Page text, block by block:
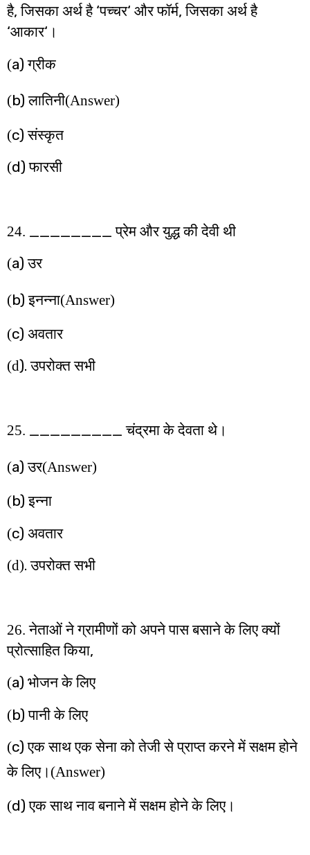
है,जिसका अर्थ है ‘पच्चर‘ और फॉर्म,जिसका अर्थ है
‘आकार‘ ।
(a)ग्रीक
(b)लातिनी(Answer)
(c)संस्कृत
(d)फारसी
24. ________प्रेम और युद्ध की देवी थी
(a)उर
(b)इनन्ना(Answer)
(c) अवतार
(d).उपरोक्त सभी
25. _________चंद्रमा के देवता थे।
(a)उर(Answer)
(b)इन्ना
(c) अवतार
(d).उपरोक्त सभी
26. नेताओं ने ग्रामीणों को अपने पास बसाने के लिए क्यों
प्रोत्साहित किया,
(a) भोजन के लिए
(b)पानी के लिए
(c)एक साथ एक सेना को तेजी से प्राप्त करने में सक्षम होने
के लिए। (Answer)
(d)एक साथ नाव बनाने में सक्षम होने के लिए।